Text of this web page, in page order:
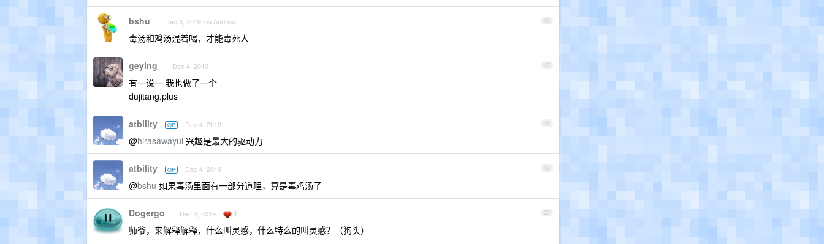
16
bshu Dec 3, 2019 via Android
毒汤和鸡汤混着喝，才能毒死人
17
geying Dec 4, 2019
有一说一 我也做了一个
dujitang.plus
18
atbility OP Dec 4, 2019
@hirasawayui 兴趣是最大的驱动力
19
atbility OP Dec 4, 2019
@bshu 如果毒汤里面有一部分道理，算是毒鸡汤了
20
Dogergo Dec 4, 2019 1
师爷，来解释解释，什么叫灵感，什么特么的叫灵感？（狗头）